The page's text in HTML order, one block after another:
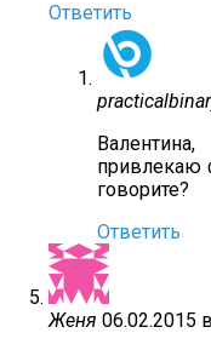
Ответить
привлекаю
говорите?
Ответить
Женя 06.02.2015